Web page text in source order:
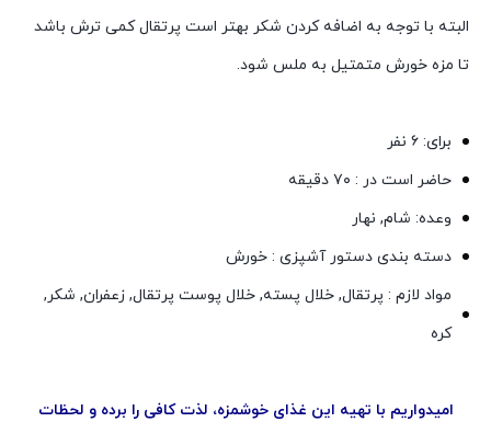
البته با توجه به اضافه کردن شکر بهتر است پرتقال کمی ترش باشد
تا مزه خورش متمتیل به ملس شود.
برای: ۶ نفر
حاضر است در : ۷۰ دقیقه
وعده: شام, نهار
دسته بندی دستور آشپزی : خورش
مواد لازم : پرتقال, خلال پسته, خلال پوست پرتقال, زعفران, شکر,
کره
امیدواریم با تهیه این غذای خوشمزه، لذت کافی را برده و لحظات